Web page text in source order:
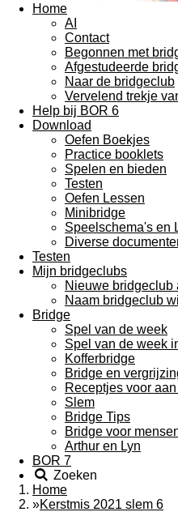
Home
AI
Contact
Begonnen met
Afgestudeerde
Naar de bridgeclub
Vervelend trekje
Help bij BOR 6
Download
Oefen Boekjes
Practice booklets
Spelen en bieden
Testen
Oefen Lessen
Minibridge
Speelschema's en
Diverse
Testen
Mijn bridgeclubs
Nieuwe bridgeclub
Naam bridgeclub
Bridge
Spel van de week
Spel van de week
Kofferbridge
Bridge en
Receptjes voor
Slem
Bridge Tips
Bridge voor
Arthur en Lyn
BOR 7
Zoeken
Home
»Kerstmis 2021 slem 6